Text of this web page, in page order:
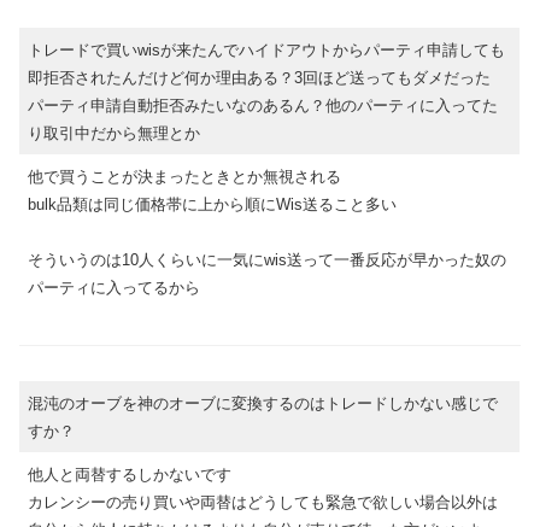
トレードで買いwisが来たんでハイドアウトからパーティ申請しても
即拒否されたんだけど何か理由ある？3回ほど送ってもダメだった
パーティ申請自動拒否みたいなのあるん？他のパーティに入ってた
り取引中だから無理とか
他で買うことが決まったときとか無視される
bulk品類は同じ価格帯に上から順にWis送ること多い
そういうのは10人くらいに一気にwis送って一番反応が早かった奴の
パーティに入ってるから
混沌のオーブを神のオーブに変換するのはトレードしかない感じで
すか？
他人と両替するしかないです
カレンシーの売り買いや両替はどうしても緊急で欲しい場合以外は